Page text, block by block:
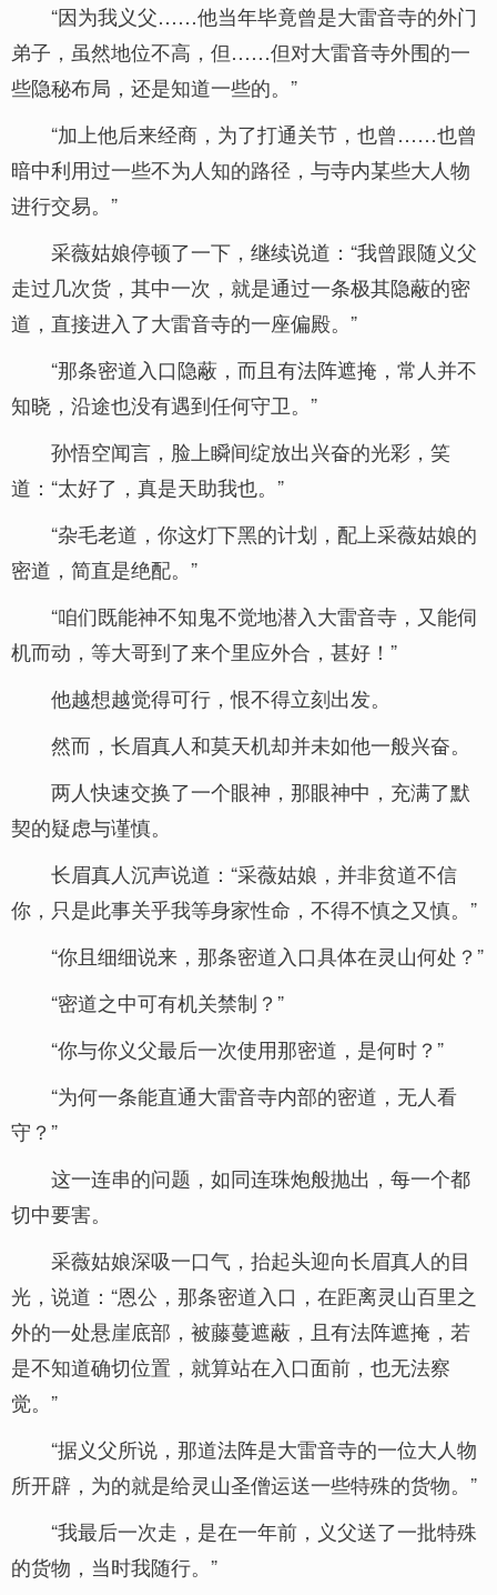
“因为我义父……他当年毕竟曾是大雷音寺的外门
弟子，虽然地位不高，但……但对大雷音寺外围的一
些隐秘布局，还是知道一些的。”
“加上他后来经商，为了打通关节，也曾……也曾
暗中利用过一些不为人知的路径，与寺内某些大人物
进行交易。”
采薇姑娘停顿了一下，继续说道：“我曾跟随义父
走过几次货，其中一次，就是通过一条极其隐蔽的密
道，直接进入了大雷音寺的一座偏殿。”
“那条密道入口隐蔽，而且有法阵遮掩，常人并不
知晓，沿途也没有遇到任何守卫。”
孙悟空闻言，脸上瞬间绽放出兴奋的光彩，笑
道：“太好了，真是天助我也。”
“杂毛老道，你这灯下黑的计划，配上采薇姑娘的
密道，简直是绝配。”
“咱们既能神不知鬼不觉地潜入大雷音寺，又能伺
机而动，等大哥到了来个里应外合，甚好！”
他越想越觉得可行，恨不得立刻出发。
然而，长眉真人和莫天机却并未如他一般兴奋。
两人快速交换了一个眼神，那眼神中，充满了默
契的疑虑与谨慎。
长眉真人沉声说道：“采薇姑娘，并非贫道不信
你，只是此事关乎我等身家性命，不得不慎之又慎。”
“你且细细说来，那条密道入口具体在灵山何处？”
“密道之中可有机关禁制？”
“你与你义父最后一次使用那密道，是何时？”
“为何一条能直通大雷音寺内部的密道，无人看
守？”
这一连串的问题，如同连珠炮般抛出，每一个都
切中要害。
采薇姑娘深吸一口气，抬起头迎向长眉真人的目
光，说道：“恩公，那条密道入口，在距离灵山百里之
外的一处悬崖底部，被藤蔓遮蔽，且有法阵遮掩，若
是不知道确切位置，就算站在入口面前，也无法察
觉。”
“据义父所说，那道法阵是大雷音寺的一位大人物
所开辟，为的就是给灵山圣僧运送一些特殊的货物。”
“我最后一次走，是在一年前，义父送了一批特殊
的货物，当时我随行。”